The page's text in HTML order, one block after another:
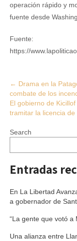
operación rápido y
fuente desde
Fuente:
https://
Post
navigation
← Drama en la
combate de los
El gobierno de
tramitar la licencia de
Search
Entradas
En La Libertad
a gobernador de
“La gente que votó a
Una alianza entre